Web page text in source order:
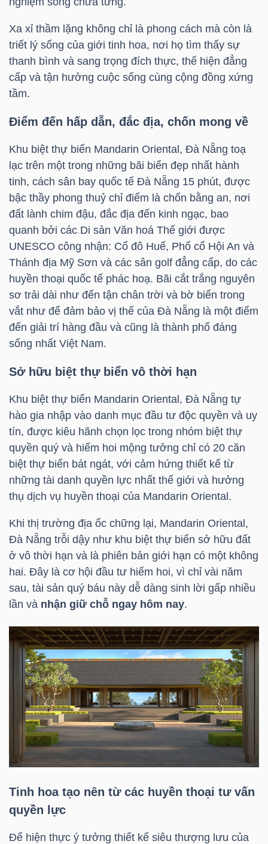
Xa xỉ thầm lặng không chỉ là phong cách mà còn là
triết lý sống của giới tinh hoa, nơi họ tìm thấy sự
thanh bình và sang trọng đích thực, thể hiện đẳng
cấp và tận hưởng cuộc sống cùng cộng đồng xứng
tầm.
Điểm đến hấp dẫn, đắc địa, chốn mong về
Khu biệt thự biển Mandarin Oriental, Đà Nẵng toạ
lạc trên một trong những bãi biển đẹp nhất hành
tinh, cách sân bay quốc tế Đà Nẵng 15 phút, được
bậc thầy phong thuỷ chỉ điểm là chốn bằng an, nơi
đất lành chim đậu, đắc địa đến kinh ngạc, bao
quanh bởi các Di sản Văn hoá Thế giới được
UNESCO công nhận: Cố đô Huế, Phố cổ Hội An và
Thánh địa Mỹ Sơn và các sân golf đẳng cấp, do các
huyền thoại quốc tế phác hoạ. Bãi cắt trắng nguyên
sơ trải dài như đến tận chân trời và bờ biển trong
vắt như để đảm bảo vị thế của Đà Nẵng là một điểm
đến giải trí hàng đầu và cũng là thành phố đáng
sống nhất Việt Nam.
Sở hữu biệt thự biển vô thời hạn
Khu biệt thự biển Mandarin Oriental, Đà Nẵng tự
hào gia nhập vào danh mục đầu tư độc quyền và uy
tín, được kiêu hãnh chọn lọc trong nhóm biệt thự
quyền quý và hiếm hoi mộng tưởng chỉ có 20 căn
biệt thự biển bát ngát, với cảm hứng thiết kế từ
những tài danh quyền lực nhất thế giới và hưởng
thụ dịch vụ huyền thoại của Mandarin Oriental.
Khi thị trường địa ốc chững lại, Mandarin Oriental,
Đà Nẵng trỗi dậy như khu biệt thự biển sở hữu đất
ở vô thời hạn và là phiên bản giới hạn có một không
hai. Đây là cơ hội đầu tư hiếm hoi, vì chỉ vài năm
sau, tài sản quý báu này dễ dàng sinh lời gấp nhiều
lần và nhận giữ chỗ ngay hôm nay.
Tinh hoa tạo nên từ các huyền thoại tư vấn
quyền lực
Để hiện thực ý tưởng thiết kế siêu thượng lưu của
HÀNG
KINH
TẾ
THẾ
GIỚI
ĐÔNG
DƯƠNG
TÀI
CHÍNH
CÁ
NHÂN
PHÂN
TÍCH
VIETSTOCKFINANCE
MÔ
NGÀNH
DOANH
NGHIỆP
CỔ
PHIẾU
SINH